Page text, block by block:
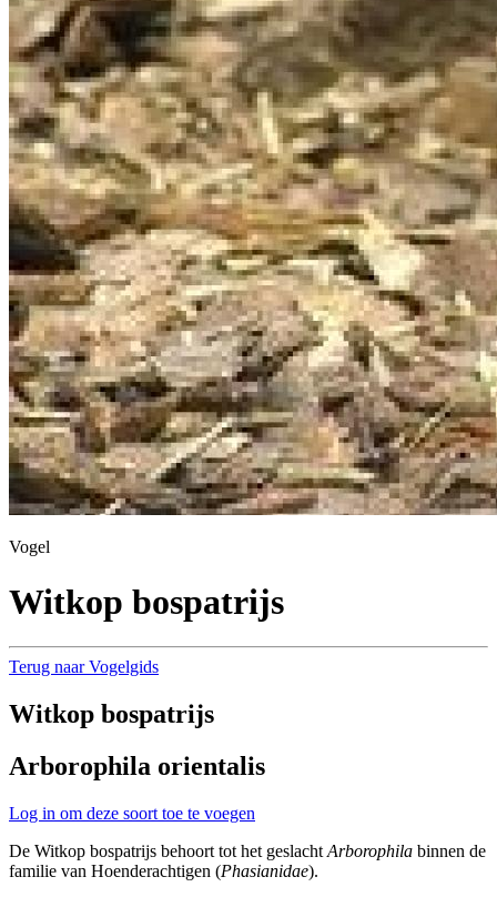
Vogel
Witkop bospatrijs
Terug naar Vogelgids
Witkop bospatrijs
Arborophila orientalis
Log in om deze soort toe te voegen
De Witkop bospatrijs behoort tot het geslacht Arborophila binnen de
familie van Hoenderachtigen (Phasianidae).